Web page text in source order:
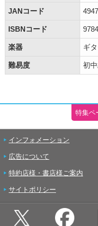
JANコード
ISBNコード
楽器 ギ
難易度 初
特集ペ
インフォメーション
広告について
特約店様・書店様ご案内
サイトポリシー